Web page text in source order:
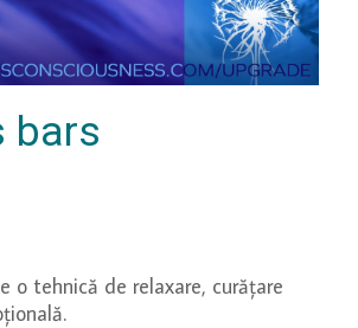
bars
o tehnică de relaxare, curățare